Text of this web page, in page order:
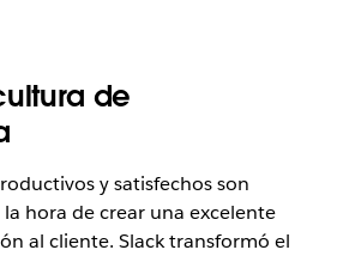
de
y satisfechos son
hora de crear una excelente
al cliente. Slack transformó el